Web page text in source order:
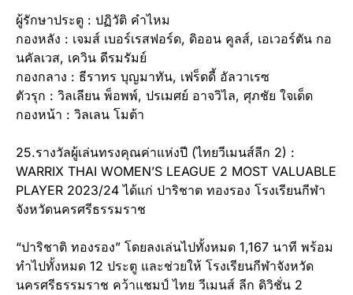
ผู้รักษาประตู : ปฏิวัติ คำไหม
กองหลัง : เจมส์ เบอร์เรสฟอร์ด, ดิออน คูลส์, เอเวอร์ตัน กอ
นคัลเวส, เควิน ดีรมรัมย์
กองกลาง : ธีราทร บุญมาทัน, เฟร็ดดี้ อัลวาเรซ
ตัวรุก : วิลเลียน พ็อพพ์, ปรเมศย์ อาจวิไล, ศุภชัย ใจเด็ด
กองหน้า : วิลเลน โมต้า
25.รางวัลผู้เล่นทรงคุณค่าแห่งปี (ไทยวีเมนส์ลีก 2) :
WARRIX THAI WOMEN’S LEAGUE 2 MOST VALUABLE
PLAYER 2023/24 ได้แก่ ปาริชาต ทองรอง โรงเรียนกีฬา
จังหวัดนครศรีธรรมราช
“ปาริชาติ ทองรอง” โดยลงเล่นไปทั้งหมด 1,167 นาที พร้อม
ทำไปทั้งหมด 12 ประตู และช่วยให้ โรงเรียนกีฬาจังหวัด
นครศรีธรรมราช คว้าแชมป์ ไทย วีเมนส์ ลีก ดิวิชั่น 2